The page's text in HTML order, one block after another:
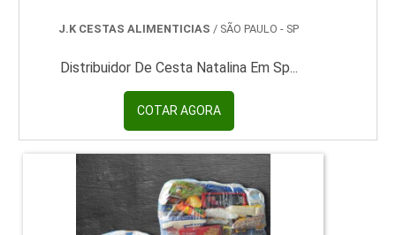
J.K CESTAS ALIMENTICIAS/ SÃO PAULO - SP
Distribuidor De Cesta Natalina Em Sp...
COTAR AGORA